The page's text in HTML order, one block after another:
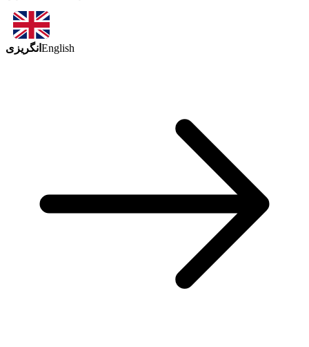
انگریزی English